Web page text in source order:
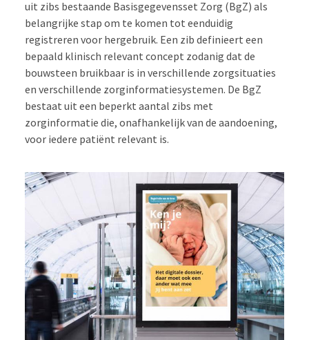
uit zibs bestaande Basisgegevensset Zorg (BgZ) als
belangrijke stap om te komen tot eenduidig
registreren voor hergebruik. Een zib definieert een
bepaald klinisch relevant concept zodanig dat de
bouwsteen bruikbaar is in verschillende zorgsituaties
en verschillende zorginformatiesystemen. De BgZ
bestaat uit een beperkt aantal zibs met
zorginformatie die, onafhankelijk van de aandoening,
voor iedere patiënt relevant is.